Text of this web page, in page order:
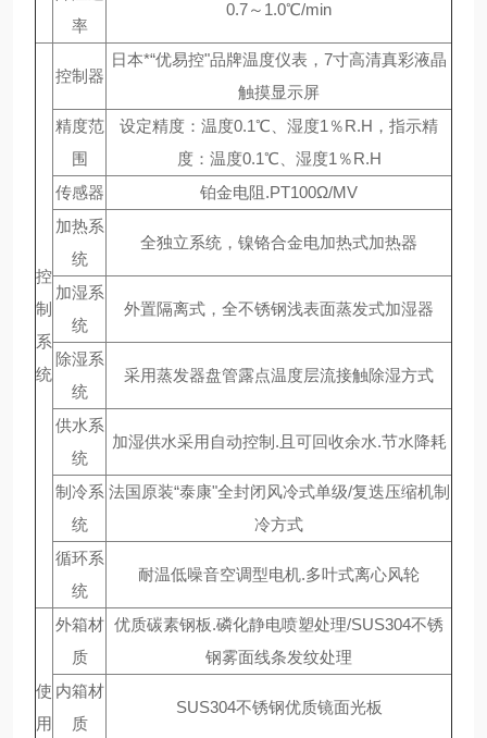
率
0.7～1.0℃/min
控
制
系
统
控制器
日本*“优易控"品牌温度仪表，7寸高清真彩液晶
触摸显示屏
精度范
围
设定精度：温度0.1℃、湿度1％R.H，指示精
度：温度0.1℃、湿度1％R.H
传感器
铂金电阻.PT100Ω/MV
加热系
统
全独立系统，镍铬合金电加热式加热器
加湿系
统
外置隔离式，全不锈钢浅表面蒸发式加湿器
除湿系
统
采用蒸发器盘管露点温度层流接触除湿方式
供水系
统
加湿供水采用自动控制.且可回收余水.节水降耗
制冷系
统
法国原装“泰康"全封闭风冷式单级/复迭压缩机制
冷方式
循环系
统
耐温低噪音空调型电机.多叶式离心风轮
使
用
外箱材
质
优质碳素钢板.磷化静电喷塑处理/SUS304不锈
钢雾面线条发纹处理
内箱材
质
SUS304不锈钢优质镜面光板